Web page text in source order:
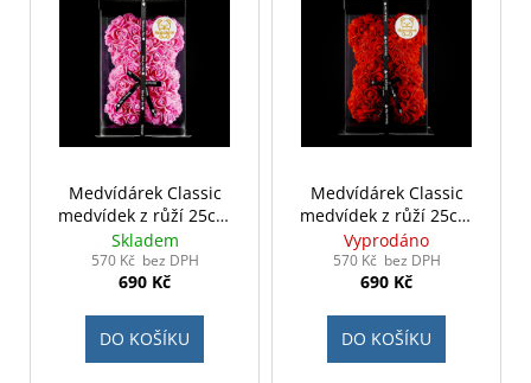
Medvídárek Classic
medvídek z růží 25cm
dárkově balený - růžový
Skladem
570 Kč bez DPH
690 Kč
DO KOŠÍKU
Medvídárek Classic
medvídek z růží 25cm
dárkově balený - světle
červený
Vyprodáno
570 Kč bez DPH
690 Kč
DO KOŠÍKU